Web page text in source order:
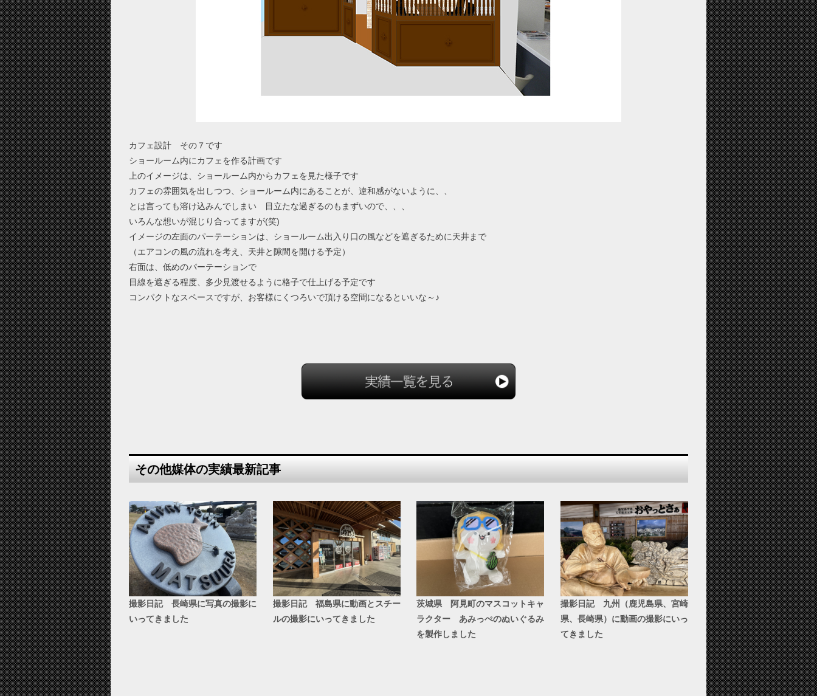
カフェ設計 その７です
ショールーム内にカフェを作る計画です
上のイメージは、ショールーム内からカフェを見た様子です
カフェの雰囲気を出しつつ、ショールーム内にあることが、違和感がないように、、
とは言っても溶け込みんでしまい 目立たな過ぎるのもまずいので、、、
いろんな想いが混じり合ってますが(笑)
イメージの左面のパーテーションは、ショールーム出入り口の風などを遮ぎるために天井まで
（エアコンの風の流れを考え、天井と隙間を開ける予定）
右面は、低めのパーテーションで
目線を遮ぎる程度、多少見渡せるように格子で仕上げる予定です
コンパクトなスペースですが、お客様にくつろいで頂ける空間になるといいな～♪
その他媒体の実績最新記事
撮影日記 長崎県に写真の撮影に
いってきました
撮影日記 福島県に動画とスチー
ルの撮影にいってきました
茨城県 阿見町のマスコットキャ
ラクター あみっぺのぬいぐるみ
を製作しました
撮影日記 九州（鹿児島県、宮崎
県、長崎県）に動画の撮影にいっ
てきました